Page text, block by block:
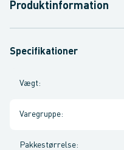
Produktinformation
Specifikationer
Vægt:
Varegruppe:
Pakkestørrelse: